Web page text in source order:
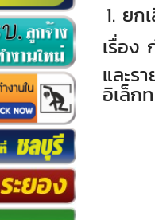
1. ยก
เรื่อง
และร
อิเล็ก